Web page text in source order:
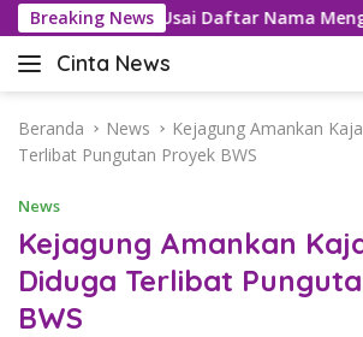
a
Breaking News
Usai Daftar Nama Mengemuka di
Cinta News
C
n
t
N
e
w
s
–
Beranda News
Kejagung Amankan
Terlibat Pungutan Proyek BWS
News
Kejagung Amankan
Diduga Terlibat
BWS